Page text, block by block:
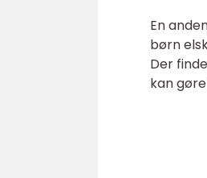
En
børn
Der
kan